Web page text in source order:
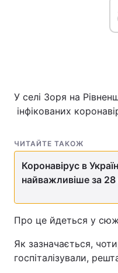
Україна
Економіка
Спорт
Техно і зв'язок
Зброя
У селі Зоря на
інфікованих
ЧИТАЙТЕ ТАКОЖ
Коронавірус в
найважливіше за 28
Про це йдеться у
Як зазначається,
госпіталізували,